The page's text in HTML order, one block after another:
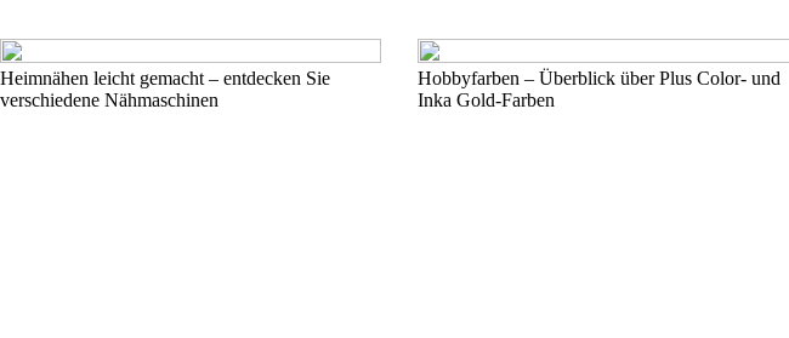
Heimnähen leicht gemacht – entdecken Sie
verschiedene Nähmaschinen
Hobbyfarben – Überblick über Plus Color- und
Inka Gold-Farben